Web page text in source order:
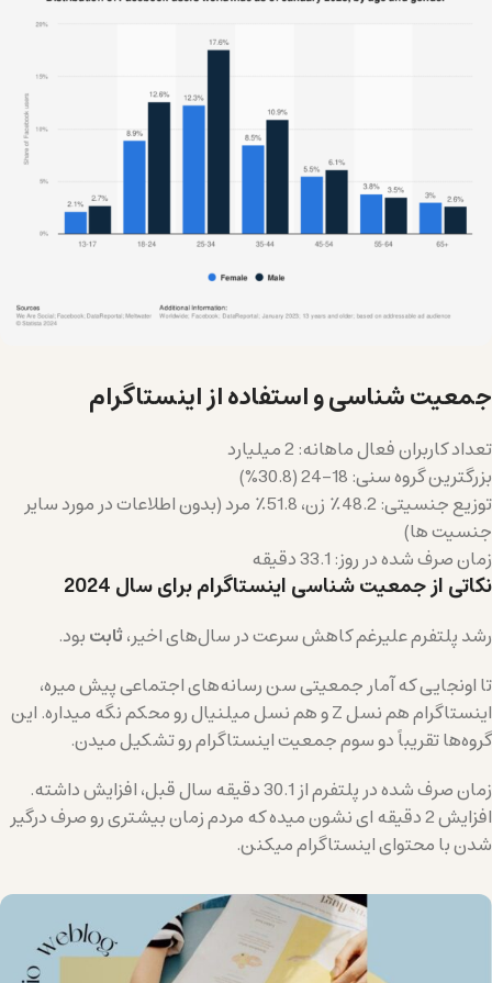
جمعیت شناسی و استفاده از اینستاگرام
تعداد کاربران فعال ماهانه: 2 میلیارد
بزرگترین گروه سنی: 18-24 (30.8%)
توزیع جنسیتی: 48.2٪ زن، 51.8٪ مرد (بدون اطلاعات در مورد سایر
جنسیت ها)
زمان صرف شده در روز: 33.1 دقیقه
نکاتی از جمعیت شناسی اینستاگرام برای سال 2024
رشد پلتفرم علیرغم کاهش سرعت در سال‌های اخیر،ثابتبود.
تا اونجایی که آمار جمعیتی سن رسانه‌های اجتماعی پیش میره،
اینستاگرام هم نسل Z و هم نسل میلنیال رو محکم نگه میداره. این
گروه‌ها تقریباً دو سوم جمعیت اینستاگرام رو تشکیل میدن.
زمان صرف شده در پلتفرم از 30.1 دقیقه سال قبل، افزایش داشته.
افزایش 2 دقیقه ای نشون میده که مردم زمان بیشتری رو صرف درگیر
شدن با محتوای اینستاگرام میکنن.